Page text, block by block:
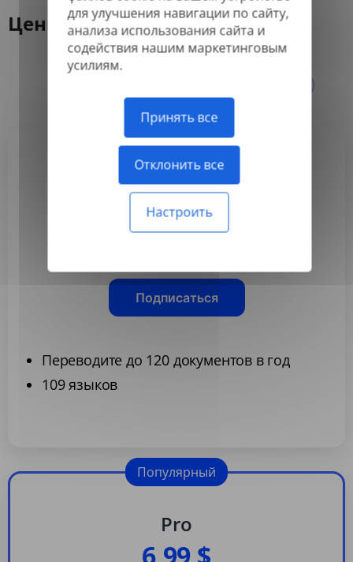
для улучшения навигации по сайту,
анализа использования сайта и
содействия нашим маркетинговым
усилиям.
Принять все
Отклонить все
Настроить
Цены
Basic
3,99 $
/месяц
Подписаться
Переводите до 120 документов в год
109 языков
Pro
Популярный